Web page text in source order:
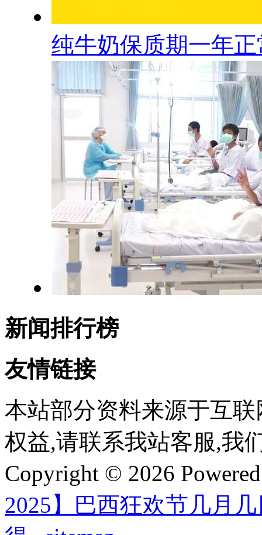
纯牛奶保质期一年
新闻排行榜
友情链接
本站部分资料来源于互
权益,请联系我站客服,我
Copyright © 2026
2025】巴西狂欢节几月